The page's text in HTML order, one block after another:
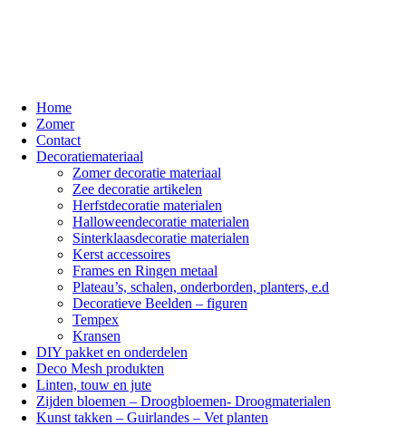
Home
Zomer
Contact
Decoratiemateriaal
Zomer decoratie materiaal
Zee decoratie artikelen
Herfstdecoratie materialen
Halloweendecoratie materialen
Sinterklaasdecoratie materialen
Kerst accessoires
Frames en Ringen metaal
Plateau’s, schalen, onderborden, planters, e.d
Decoratieve Beelden – figuren
Tempex
Kransen
DIY pakket en onderdelen
Deco Mesh produkten
Linten, touw en jute
Zijden bloemen – Droogbloemen- Droogmaterialen
Kunst takken – Guirlandes – Vet planten